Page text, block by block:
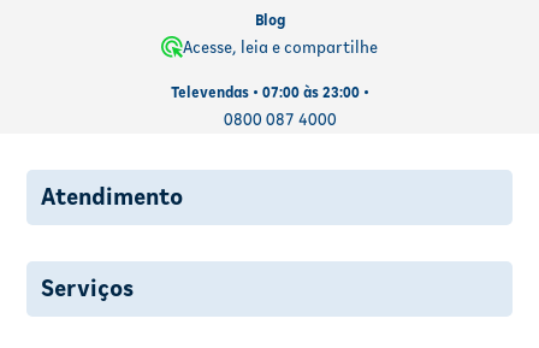
Blog
Acesse, leia e compartilhe
Televendas • 07:00 às 23:00 •
0800 087 4000
Atendimento
Serviços